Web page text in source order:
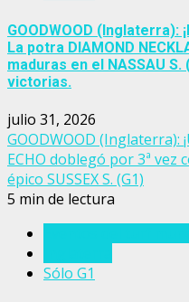
GOODWOOD (Inglaterra):
La potra DIAMOND
maduras en el NASSAU
victorias.
julio 31, 2026
GOODWOOD (Inglaterra):
ECHO doblegó por 3ª vez
épico SUSSEX S. (G1)
5 min de lectura
Sólo G1